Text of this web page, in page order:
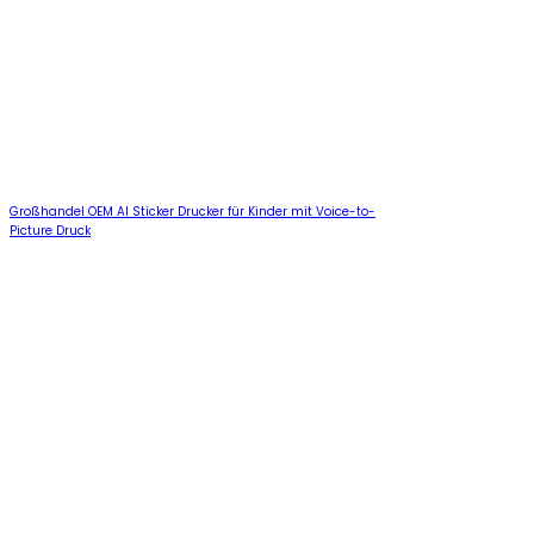
Großhandel OEM AI Sticker Drucker für Kinder mit Voice-to-
Picture Druck